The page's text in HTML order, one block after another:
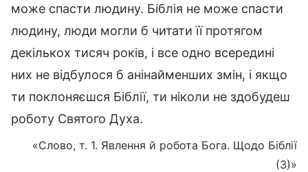
може спасти людину. Біблія не може спасти
людину, люди могли б читати її протягом
декількох тисяч років, і все одно всередині
них не відбулося б анінайменших змін, і якщо
ти поклоняєшся Біблії, ти ніколи не здобудеш
роботу Святого Духа.
«Слово, т. 1. Явлення й робота Бога. Щодо Біблії
(3)»